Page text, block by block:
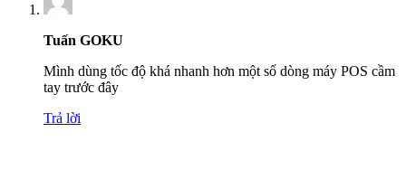
Tuấn GOKU
Mình dùng tốc độ khá nhanh hơn một số dòng máy POS cầm
tay trước đây
Trả lời